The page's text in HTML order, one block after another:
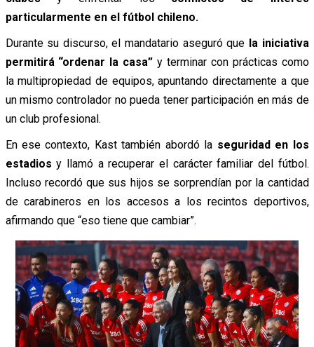
particularmente en el fútbol chileno.
Durante su discurso, el mandatario aseguró que la iniciativa
permitirá “ordenar la casa” y terminar con prácticas como
la multipropiedad de equipos, apuntando directamente a que
un mismo controlador no pueda tener participación en más de
un club profesional.
En ese contexto, Kast también abordó la seguridad en los
estadios y llamó a recuperar el carácter familiar del fútbol.
Incluso recordó que sus hijos se sorprendían por la cantidad
de carabineros en los accesos a los recintos deportivos,
afirmando que “eso tiene que cambiar”.